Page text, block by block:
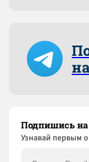
Подпишись
Узнaвай первым